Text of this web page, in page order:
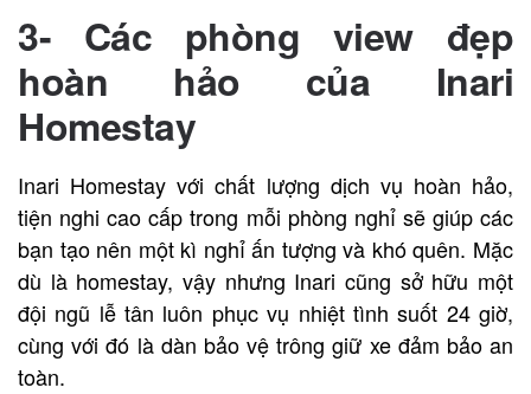
3-
Các phòng view đẹp
hoàn hảo của Inari
Homestay
Inari Homestay với chất lượng dịch vụ hoàn hảo,
tiện nghi cao cấp trong mỗi phòng nghỉ sẽ giúp các
bạn tạo nên một kì nghỉ ấn tượng và khó quên. Mặc
dù là homestay, vậy nhưng Inari cũng sở hữu một
đội ngũ lễ tân luôn phục vụ nhiệt tình suốt 24 giờ,
cùng với đó là dàn bảo vệ trông giữ xe đảm bảo an
toàn.